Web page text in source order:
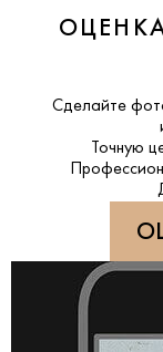
Сделайте
Точную